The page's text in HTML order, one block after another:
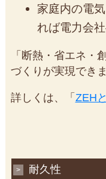
家庭内の電
れば電力会
「断熱・省エネ・
づくりが実現できま
詳しくは、「 ZEH
耐久性